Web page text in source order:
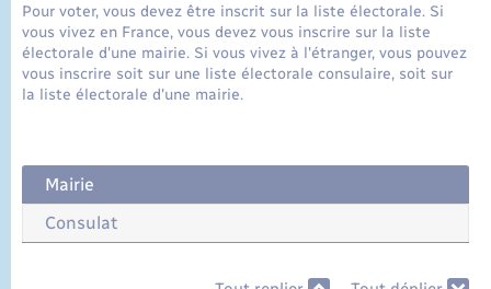
Pour voter, vous devez être inscrit sur la liste électorale. Si
vous vivez en France, vous devez vous inscrire sur la liste
électorale d'une mairie. Si vous vivez à l'étranger, vous pouvez
vous inscrire soit sur une liste électorale consulaire, soit sur
la liste électorale d'une mairie.
Mairie
Consulat